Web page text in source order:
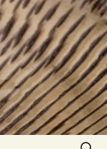
ブ
一日十食限
ューなど新着
検